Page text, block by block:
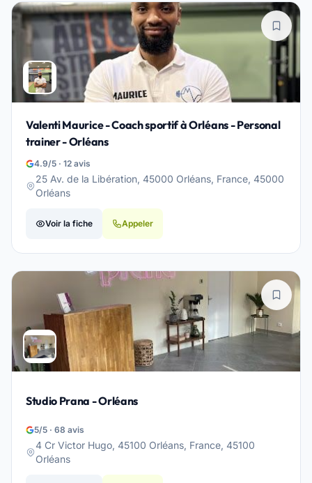
Valenti Maurice - Coach sportif à Orléans - Personal
trainer - Orléans
4.9/5 · 12 avis
25 Av. de la Libération, 45000 Orléans, France, 45000
Orléans
Voir la fiche Appeler
Studio Prana - Orléans
5/5 · 68 avis
4 Cr Victor Hugo, 45100 Orléans, France, 45100
Orléans